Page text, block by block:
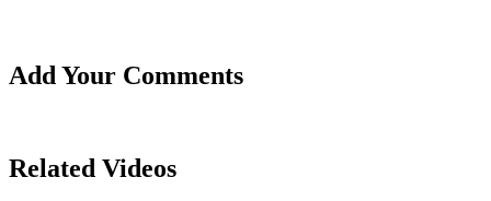
Add Your Comments
Related Videos